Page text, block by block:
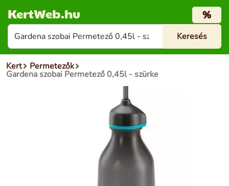
KertWeb.hu %
Kert Permetezők
Gardena szobai Permetező 0,45l - szürke